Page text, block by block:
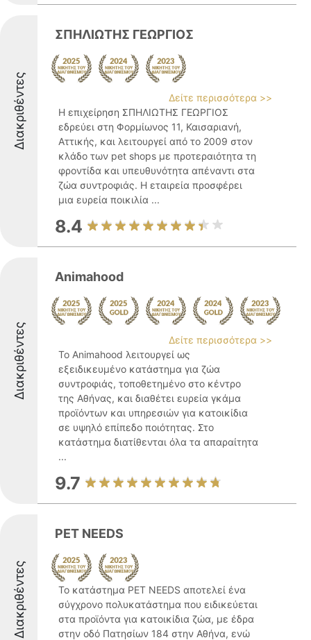
Διακριθέντες
ΣΠΗΛΙΩΤΗΣ ΓΕΩΡΓΙΟΣ
Δείτε περισσότερα >>
Η επιχείρηση ΣΠΗΛΙΩΤΗΣ ΓΕΩΡΓΙΟΣ
εδρεύει στη Φορμίωνος 11, Καισαριανή,
Αττικής, και λειτουργεί από το 2009 στον
κλάδο των pet shops με προτεραιότητα τη
φροντίδα και υπευθυνότητα απέναντι στα
ζώα συντροφιάς. Η εταιρεία προσφέρει
μια ευρεία ποικιλία ...
8.4
Διακριθέντες
Animahood
Δείτε περισσότερα >>
Το Animahood λειτουργεί ως
εξειδικευμένο κατάστημα για ζώα
συντροφιάς, τοποθετημένο στο κέντρο
της Αθήνας, και διαθέτει ευρεία γκάμα
προϊόντων και υπηρεσιών για κατοικίδια
σε υψηλό επίπεδο ποιότητας. Στο
κατάστημα διατίθενται όλα τα απαραίτητα
...
9.7
Διακριθέντες
PET NEEDS
Το κατάστημα PET NEEDS αποτελεί ένα
σύγχρονο πολυκατάστημα που ειδικεύεται
στα προϊόντα για κατοικίδια ζώα, με έδρα
στην οδό Πατησίων 184 στην Αθήνα, ενώ